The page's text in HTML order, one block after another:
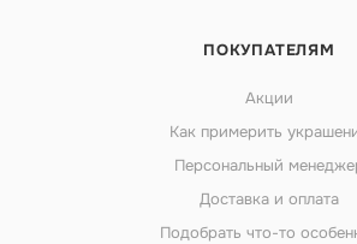
ПОКУПАТЕЛЯМ
Акции
Как примерить
Персональный
Доставка и оплата
Подобрать что-то